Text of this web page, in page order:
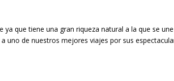
que tiene una gran riqueza natural a la que se
uno de nuestros mejores viajes por sus